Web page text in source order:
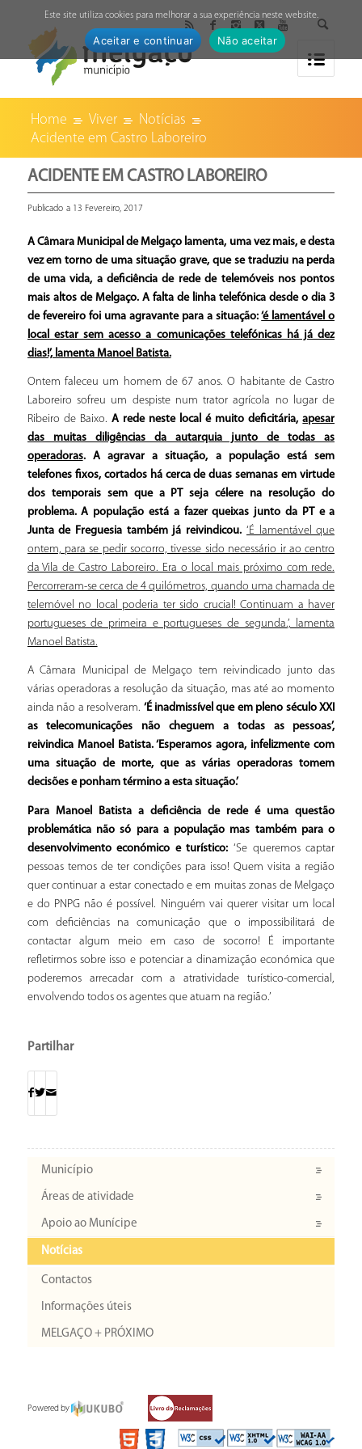
Home Viver
Notícias
Acidente em Castro Laboreiro
ACIDENTE EM CASTRO LABOREIRO
Publicado a 13 Fevereiro, 2017
A Câmara Municipal de Melgaço lamenta, uma vez mais, e desta
vez em torno de uma situação grave, que se traduziu na perda
de uma vida, a deficiência de rede de telemóveis nos pontos
mais altos de Melgaço. A falta de linha telefónica desde o dia 3
de fevereiro foi uma agravante para a situação:‘é lamentável o
local estar sem acesso a comunicações telefónicas há já dez
dias!’, lamenta Manoel Batista.
Ontem faleceu um homem de 67 anos. O habitante de Castro
Laboreiro sofreu um despiste num trator agrícola no lugar de
Ribeiro de Baixo. A rede neste local é muito deficitária,apesar
das muitas diligências da autarquia junto de todas as
operadoras. A agravar a situação, a população está sem
telefones fixos, cortados há cerca de duas semanas em virtude
dos temporais sem que a PT seja célere na resolução do
problema. A população está a fazer queixas junto da PT e a
Junta de Freguesia também já reivindicou. ‘É lamentável que
ontem, para se pedir socorro, tivesse sido necessário ir ao centro
da Vila de Castro Laboreiro. Era o local mais próximo com rede.
Percorreram-se cerca de 4 quilómetros, quando uma chamada de
telemóvel no local poderia ter sido crucial! Continuam a haver
portugueses de primeira e portugueses de segunda.’, lamenta
Manoel Batista.
A Câmara Municipal de Melgaço tem reivindicado junto das
várias operadoras a resolução da situação, mas até ao momento
ainda não a resolveram. ‘É inadmissível que em pleno século XXI
as telecomunicações não cheguem a todas as pessoas’,
reivindica Manoel Batista. ‘Esperamos agora, infelizmente com
uma situação de morte, que as várias operadoras tomem
decisões e ponham término a esta situação.’
Para Manoel Batista a deficiência de rede é uma questão
problemática não só para a população mas também para o
desenvolvimento económico e turístico:‘Se queremos captar
pessoas temos de ter condições para isso! Quem visita a região
quer continuar a estar conectado e em muitas zonas de Melgaço
e do PNPG não é possível. Ninguém vai querer visitar um local
com deficiências na comunicação que o impossibilitará de
contactar algum meio em caso de socorro! É importante
refletirmos sobre isso e potenciar a dinamização económica que
poderemos arrecadar com a atratividade turístico-comercial,
envolvendo todos os agentes que atuam na região.’
Partilhar
Município
Áreas de atividade
Apoio ao Munícipe
Notícias
Contactos
Informações úteis
MELGAÇO + PRÓXIMO
Powered by
Este site utiliza cookies para melhorar a sua experiência neste website.
Aceitar e continuar Não aceitar